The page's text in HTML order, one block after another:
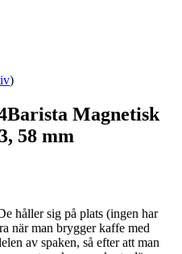
)
Magnetisk
58 mm
håller sig på plats (ingen har
när man brygger kaffe med
av spaken, så efter att man